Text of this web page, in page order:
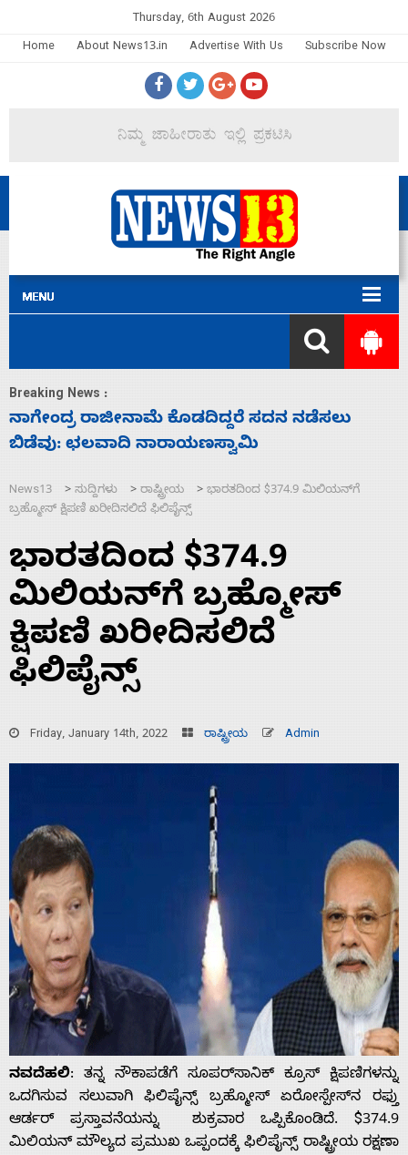
Thursday, 6th August 2026
Home
About News13.in Advertise With Us Subscribe Now
Breaking News :
ಸಚಿವ ಸಂಪುಟ ವಿಸ್ತರಣೆ ಮಾಡಿದ್ದು ಹಣಬಲ ಮತ್ತು
ಹೈಕಮಾಂಡ್ ರಾಜಕಾರಣಕ್ಕೆ: ವಿಜಯೇಂದ್ರ
News13 > ಸುದ್ದಿಗಳು > ರಾಷ್ಟ್ರೀಯ > ಭಾರತದಿಂದ‌ $374.9 ಮಿಲಿಯನ್‌ಗೆ
ಬ್ರಹ್ಮೋಸ್‌ ಕ್ಷಿಪಣಿ ಖರೀದಿಸಲಿದೆ ಫಿಲಿಪೈನ್ಸ್
ಭಾರತದಿಂದ‌ $374.9
ಮಿಲಿಯನ್‌ಗೆ ಬ್ರಹ್ಮೋಸ್‌
ಕ್ಷಿಪಣಿ ಖರೀದಿಸಲಿದೆ
ಫಿಲಿಪೈನ್ಸ್
Friday, January 14th, 2022 ರಾಷ್ಟ್ರೀಯ Admin
ನವದೆಹಲಿ: ತನ್ನ ನೌಕಾಪಡೆಗೆ ಸೂಪರ್‌ಸಾನಿಕ್ ಕ್ರೂಸ್ ಕ್ಷಿಪಣಿಗಳನ್ನು
ಒದಗಿಸುವ ಸಲುವಾಗಿ ಫಿಲಿಪೈನ್ಸ್ ಬ್ರಹ್ಮೋಸ್ ಏರೋಸ್ಪೇಸ್‌ನ ರಫ್ತು
ಆರ್ಡರ್ ಪ್ರಸ್ತಾವನೆಯನ್ನು ಶುಕ್ರವಾರ ಒಪ್ಪಿಕೊಂಡಿದೆ. $374.9
ಮಿಲಿಯನ್ ಮೌಲ್ಯದ ಪ್ರಮುಖ ಒಪ್ಪಂದಕ್ಕೆ ಫಿಲಿಪೈನ್ಸ್ ರಾಷ್ಟ್ರೀಯ ರಕ್ಷಣಾ